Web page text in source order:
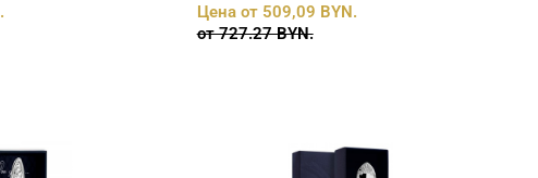
Цена от 509,09 BYN.
от 727.27 BYN.